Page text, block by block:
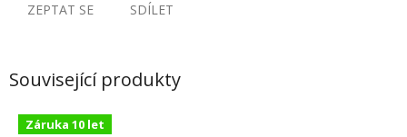
ZEPTAT SE SDÍLET
Související produkty
Záruka 10 let